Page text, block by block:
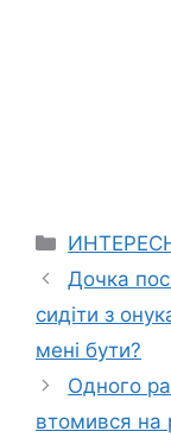
Categories
Дочка
сидіти з
мені бути?
Одного
втомився на